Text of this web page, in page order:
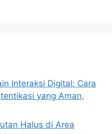
Interaksi Digital: Cara
yang Aman,
Halus di Area